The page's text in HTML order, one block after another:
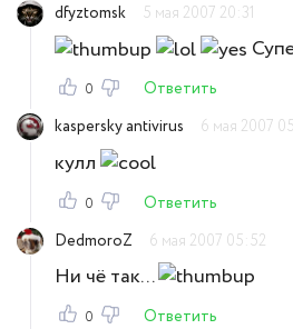
dfyztomsk
5 мая 2007 20:31
0
Ответить
kaspersky antivirus
6 мая 2007
кулл
0
Ответить
DedmoroZ
6 мая 2007 05:52
Ни чё так...
0
Ответить